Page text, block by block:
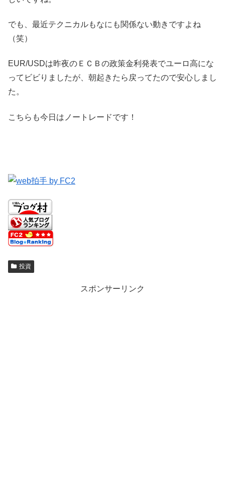
でも、最近テクニカルもなにも関係ない動きですよね
（笑）
EUR/USDは昨夜のＥＣＢの政策金利発表でユーロ高にな
ってビビりましたが、朝起きたら戻ってたので安心しまし
た。
こちらも今日はノートレードです！
投資
スポンサーリンク